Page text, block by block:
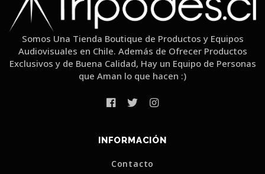
Somos Una Tienda Boutique de Productos y Equipos
Audiovisuales en Chile. Además de Ofrecer Productos
Exclusivos y de Buena Calidad, Hay un Equipo de Personas
que Aman lo que hacen :)
INFORMACIÓN
Contacto